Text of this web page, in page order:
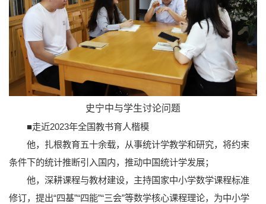
史宁中与学生讨论问题
■走近2023年全国教书育人楷模
他，扎根教育五十余载，从事统计学教学和研究，将约束
条件下的统计推断引入国内，推动中国统计学发展；
他，深耕课程与教材建设，主持国家中小学数学课程标准
修订，提出“四基”“四能”“三会”等数学核心课程理论，为中小学